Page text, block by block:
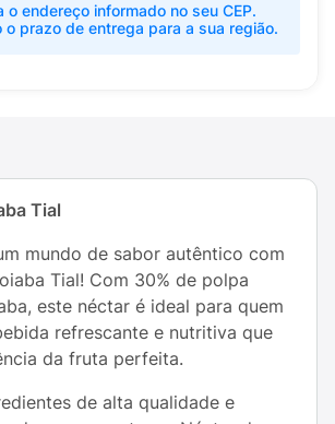
o endereço informado no seu CEP.
o prazo de entrega para a sua região.
Tial
mundo de sabor autêntico com
Tial! Com 30% de polpa
este néctar é ideal para quem
refrescante e nutritiva que
da fruta perfeita.
de alta qualidade e